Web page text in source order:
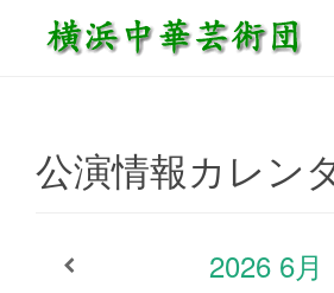
公演情報カレン
2026 6月